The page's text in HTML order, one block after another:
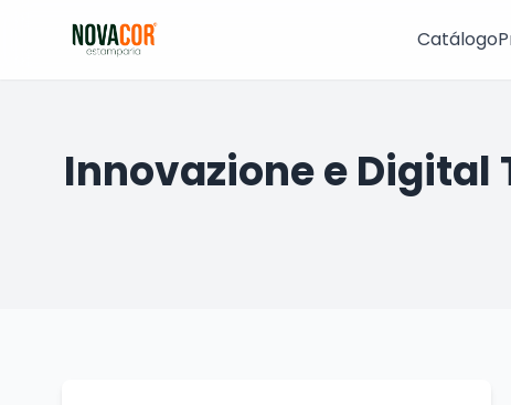
Catálogo
Innovazione e Digital